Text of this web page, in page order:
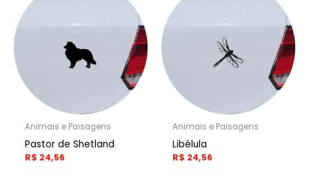
Animais e Paisagens
Pastor de Shetland
R$ 24,56
Animais e Paisagens
Libélula
R$ 24,56